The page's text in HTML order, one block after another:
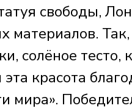
свободы,
материалов.
солёное тесто,
красота
мира».